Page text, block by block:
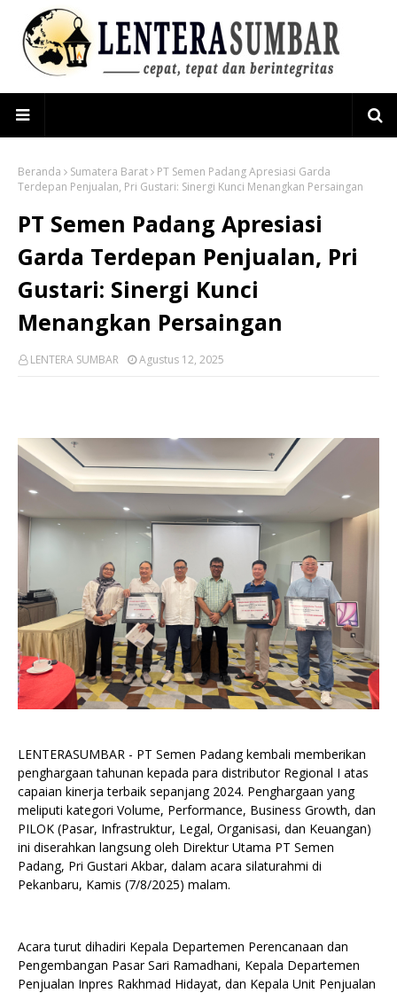
Beranda Sumatera Barat
PT Semen Padang Apresiasi Garda
Terdepan Penjualan, Pri Gustari: Sinergi Kunci Menangkan Persaingan
PT Semen Padang Apresiasi
Garda Terdepan Penjualan, Pri
Gustari: Sinergi Kunci
Menangkan Persaingan
LENTERA SUMBAR Agustus 12, 2025
LENTERASUMBAR - PT Semen Padang kembali memberikan
penghargaan tahunan kepada para distributor Regional I atas
capaian kinerja terbaik sepanjang 2024. Penghargaan yang
meliputi kategori Volume, Performance, Business Growth, dan
PILOK (Pasar, Infrastruktur, Legal, Organisasi, dan Keuangan)
ini diserahkan langsung oleh Direktur Utama PT Semen
Padang, Pri Gustari Akbar, dalam acara silaturahmi di
Pekanbaru, Kamis (7/8/2025) malam.
Acara turut dihadiri Kepala Departemen Perencanaan dan
Pengembangan Pasar Sari Ramadhani, Kepala Departemen
Penjualan Inpres Rakhmad Hidayat, dan Kepala Unit Penjualan